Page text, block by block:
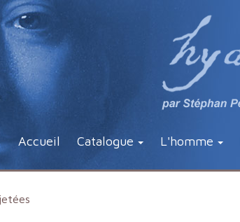
Accueil Catalogue L'homme